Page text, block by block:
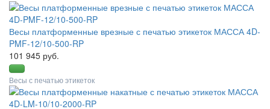
Весы платформенные врезные с печатью этикеток МАССА 4D-
PMF-12/10-500-RP
101 945 руб.
Весы с печатью этикеток